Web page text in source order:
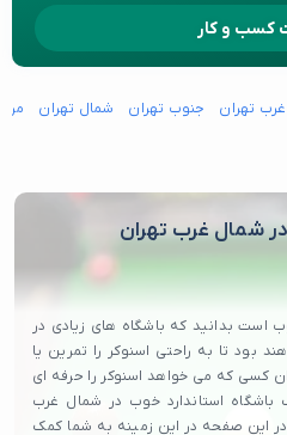
کسب و کار
غرب تهران جنوب تهران شمال تهران
شمال غرب تهران
است بدانید که باشگاه های زیادی در
بود تا به راحتی اسنوکر را تمرین یا
کسی که می خواهد اسنوکر را حرفه ای
باشگاه استاندارد خوب در شمال غرب
در این صفحه در این زمینه به شما کمک